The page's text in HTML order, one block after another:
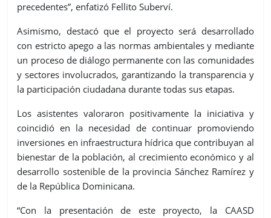
precedentes”, enfatizó Fellito Suberví.
Asimismo, destacó que el proyecto será desarrollado
con estricto apego a las normas ambientales y mediante
un proceso de diálogo permanente con las comunidades
y sectores involucrados, garantizando la transparencia y
la participación ciudadana durante todas sus etapas.
Los asistentes valoraron positivamente la iniciativa y
coincidió en la necesidad de continuar promoviendo
inversiones en infraestructura hídrica que contribuyan al
bienestar de la población, al crecimiento económico y al
desarrollo sostenible de la provincia Sánchez Ramírez y
de la República Dominicana.
“Con la presentación de este proyecto, la CAASD